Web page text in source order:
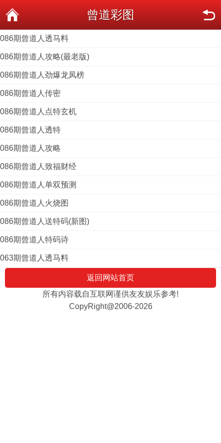
曾道彩图
086期曾道人透马料
086期曾道人攻略(最老版)
086期曾道人劲爆龙凤榜
086期曾道人传密
086期曾道人点特玄机
086期曾道人透特
086期曾道人攻略
086期曾道人致福财经
086期曾道人单双预测
086期曾道人火烧图
086期曾道人送特码(新图)
086期曾道人特码诗
063期曾道人透马料
返回网站首页
所有内容载自互联网谨供友友娱乐参考!
CopyRight@2006-2026